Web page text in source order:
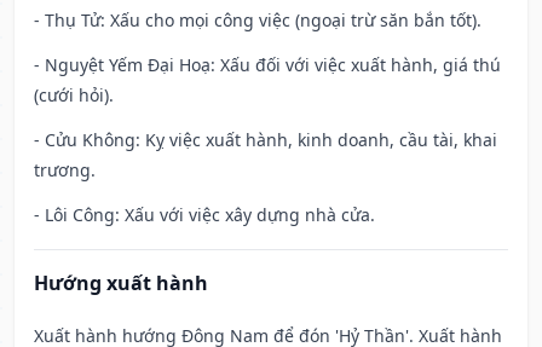
- Thụ Tử: Xấu cho mọi công việc (ngoại trừ săn bắn tốt).
- Nguyệt Yếm Đại Hoạ: Xấu đối với việc xuất hành, giá thú
(cưới hỏi).
- Cửu Không: Kỵ việc xuất hành, kinh doanh, cầu tài, khai
trương.
- Lôi Công: Xấu với việc xây dựng nhà cửa.
Hướng xuất hành
Xuất hành hướng Đông Nam để đón 'Hỷ Thần'. Xuất hành